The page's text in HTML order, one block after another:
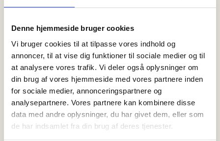
Denne hjemmeside bruger cookies
Vi bruger cookies til at tilpasse vores indhold og
annoncer, til at vise dig funktioner til sociale medier og til
at analysere vores trafik. Vi deler også oplysninger om
din brug af vores hjemmeside med vores partnere inden
for sociale medier, annonceringspartnere og
analysepartnere. Vores partnere kan kombinere disse
data med andre oplysninger, du har givet dem, eller som
de har indsamlet fra din brug af deres tjenester.
08 juli, 2026 Kultur
Skagens egen kunstner vender
hjem – Galleri Juul inviterer til stor
sommerudstilling
Efter en særdeles vellykket åbning i påsken fortsætter Galleri
Juul udviklingen i Skagen med årets store sommerudstilling